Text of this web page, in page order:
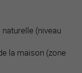
(niveau
la maison (zone